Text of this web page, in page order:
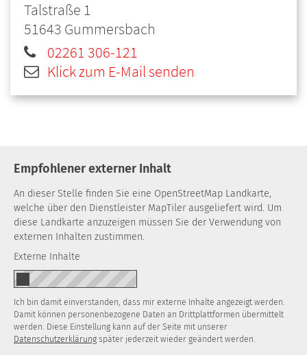
Talstraße 1
51643 Gummersbach
02261 306-121
Klick zum E-Mail senden
Empfohlener externer Inhalt
An dieser Stelle finden Sie eine OpenStreetMap Landkarte,
welche über den Dienstleister MapTiler ausgeliefert wird. Um
diese Landkarte anzuzeigen müssen Sie der Verwendung von
externen Inhalten zustimmen.
Externe Inhalte
Ich bin damit einverstanden, dass mir externe Inhalte angezeigt werden.
Damit können personenbezogene Daten an Drittplattformen übermittelt
werden. Diese Einstellung kann auf der Seite mit unserer
Datenschutzerklärung später jederzeit wieder geändert werden.